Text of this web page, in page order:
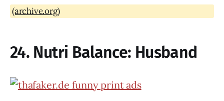
(archive.org)
24. Nutri Balance: Husband